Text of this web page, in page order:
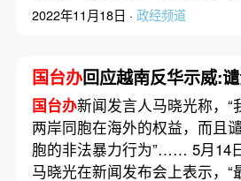
2022年11月18日 · 政经频道
国台办回应越南反华示威:
国台办新闻发言人马晓光称，“
两岸同胞在海外的权益，而且
胞的非法暴力行为”…… 5月14日
马晓光在新闻发布会上表示，“